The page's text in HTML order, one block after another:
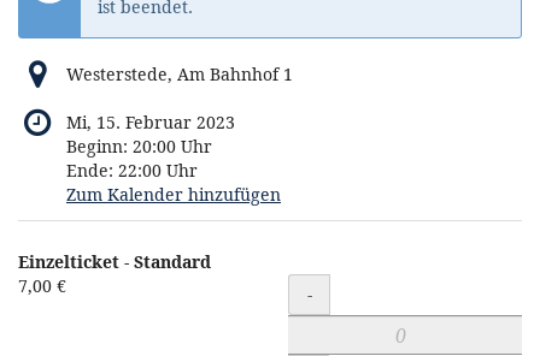
ist beendet.
Westerstede, Am Bahnhof 1
Mi, 15. Februar 2023
Beginn: 20:00 Uhr
Ende: 22:00 Uhr
Zum Kalender hinzufügen
Produkte
Unkategorisierte
Einzelticket - Standard
7,00 €
Menge
-